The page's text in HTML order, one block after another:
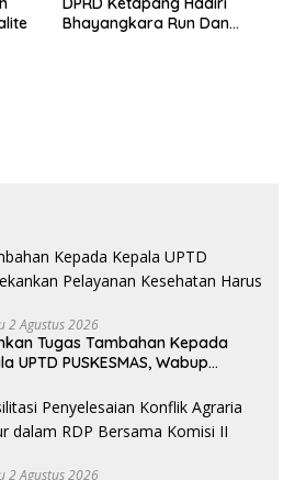
Bhayangkara Run Dan
2 Agustus 2026
Tugas Tambahan Kepada
UPTD PUSKESMAS, Wabup
Baik
2 Agustus 2026